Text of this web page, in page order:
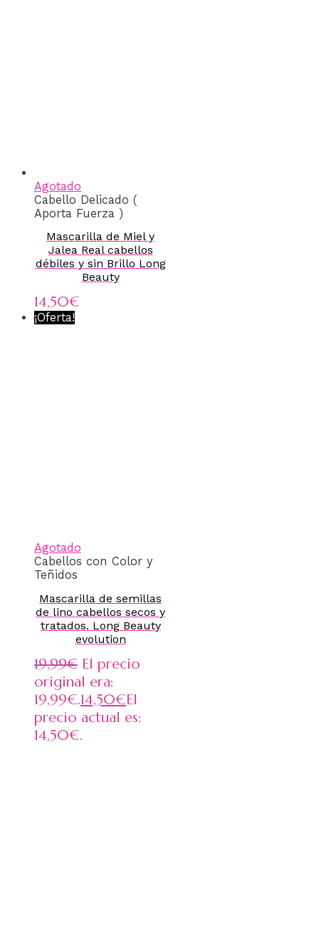
Agotado
Cabello Delicado (
Aporta Fuerza )
Mascarilla de Miel y
Jalea Real cabellos
débiles y sin Brillo Long
Beauty
14,50€
¡Oferta!
Agotado
Cabellos con Color y
Teñidos
Mascarilla de semillas
de lino cabellos secos y
tratados. Long Beauty
evolution
19,99€ El precio
original era:
19,99€.14,50€El
precio actual es:
14,50€.